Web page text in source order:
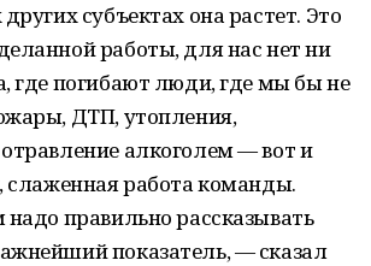
субъектах она растет. Это
работы, для нас нет ни
где погибают люди, где мы бы не
ДТП, утопления,
алкоголем — вот и
слаженная работа команды.
надо правильно рассказывать
показатель, — сказал